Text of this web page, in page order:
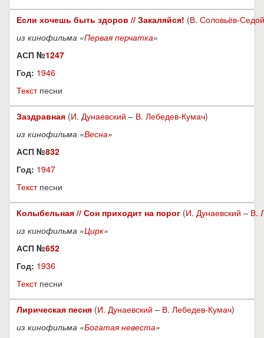
Если хочешь быть здоров // Закаляйся! (В. Соловьёв-Седой
из кинофильма «Первая перчатка»
АСП №1247
Год: 1946
Текстпесни
Заздравная (И. Дунаевский – В. Лебедев-Кумач)
из кинофильма «Весна»
АСП №832
Год: 1947
Текстпесни
Колыбельная // Сон приходит на порог (И. Дунаевский – В.
из кинофильма «Цирк»
АСП №652
Год: 1936
Текстпесни
Лирическая песня (И. Дунаевский – В. Лебедев-Кумач)
из кинофильма «Богатая невеста»